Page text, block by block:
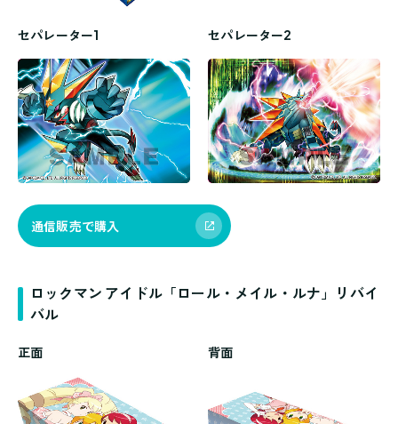
セパレーター1 セパレーター2
通信販売で購入
ロックマン アイドル「ロール・メイル・ルナ」リバイ
バル
正面 背面